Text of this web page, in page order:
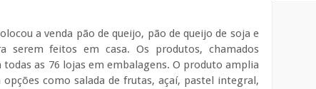
a venda pão de queijo, pão de queijo de soja e
serem feitos em casa. Os produtos, chamados
todas as 76 lojas em embalagens. O produto amplia
como salada de frutas, açaí, pastel integral,